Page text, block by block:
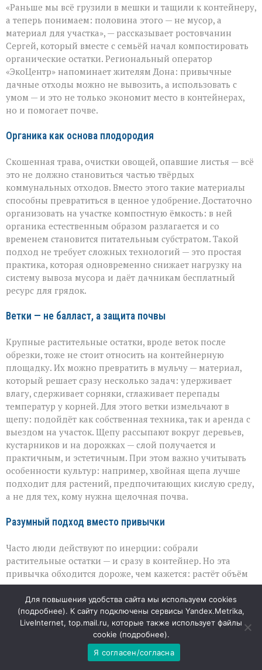
мусора
к
пользе:
как
превратить
отходы
в
ресурс
«Раньше мы всё грузили в мешки и тащили к контейнеру,
а теперь понимаем: половина этого — не мусор, а
материал для участка», — рассказывает ростовчанин
Сергей, который вместе с семьёй начал компостировать
органические остатки. Региональный оператор
«ЭкоЦентр» напоминает жителям Дона: привычные
дачные отходы можно не вывозить, а использовать с
умом — и это не только экономит место в контейнерах,
но и помогает почве.
Органика как основа плодородия
Скошенная трава, очистки овощей, опавшие листья — всё
это не должно становиться частью твёрдых
коммунальных отходов. Вместо этого такие материалы
способны превратиться в ценное удобрение. Достаточно
организовать на участке компостную ёмкость: в ней
органика естественным образом разлагается и со
временем становится питательным субстратом. Такой
подход не требует сложных технологий — это простая
практика, которая одновременно снижает нагрузку на
систему вывоза мусора и даёт дачникам бесплатный
ресурс для грядок.
Ветки — не балласт, а защита почвы
Крупные растительные остатки, вроде веток после
обрезки, тоже не стоит относить на контейнерную
площадку. Их можно превратить в мульчу — материал,
который решает сразу несколько задач: удерживает
влагу, сдерживает сорняки, сглаживает перепады
температур у корней. Для этого ветки измельчают в
щепу: подойдёт как собственная техника, так и аренда с
выездом на участок. Щепу рассыпают вокруг деревьев,
кустарников и на дорожках — слой получается и
практичным, и эстетичным. При этом важно учитывать
особенности культур: например, хвойная щепа лучше
подходит для растений, предпочитающих кислую среду,
а не для тех, кому нужна щелочная почва.
Разумный подход вместо привычки
Часто люди действуют по инерции: собрали
растительные остатки — и сразу в контейнер. Но эта
привычка обходится дороже, чем кажется: растёт объём
вывозимого мусора, увеличиваются затраты на
логистику, а участок лишается полезных материалов.
Компостирование и мульчирование — это не про возврат
к «старым методам», а про рациональное использование
того, что уже есть под рукой. Такие практики не требуют
специальных навыков, зато дают ощутимый эффект:
меньше отходов, больше пользы для огорода и сада.
Для повышения удобства сайта мы используем cookies
(подробнее). К сайту подключены сервисы Yandex.Metrika,
LiveInternet, top.mail.ru, которые также использует файлы
cookie (подробнее).
Я согласен/согласна